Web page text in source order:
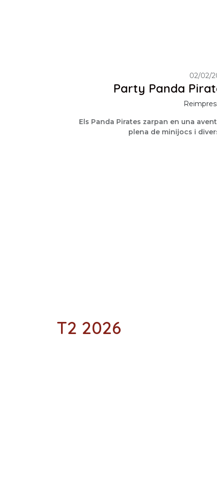
02/02/
Party Panda
Els Panda Pirates zarpan en una
plena de minijocs i
T2 2026